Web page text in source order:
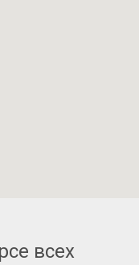
всех